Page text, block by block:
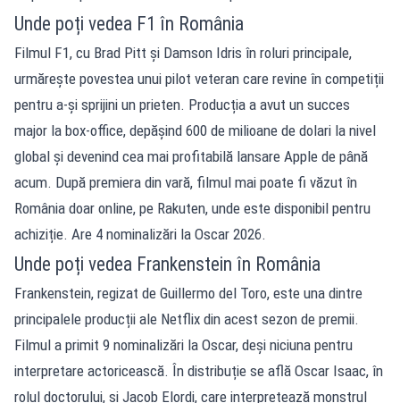
Unde poți vedea F1 în România
Filmul F1, cu Brad Pitt și Damson Idris în roluri principale,
urmărește povestea unui pilot veteran care revine în competiții
pentru a-și sprijini un prieten. Producția a avut un succes
major la box-office, depășind 600 de milioane de dolari la nivel
global și devenind cea mai profitabilă lansare Apple de până
acum. După premiera din vară, filmul mai poate fi văzut în
România doar online, pe Rakuten, unde este disponibil pentru
achiziție. Are 4 nominalizări la Oscar 2026.
Unde poți vedea Frankenstein în România
Frankenstein, regizat de Guillermo del Toro, este una dintre
principalele producții ale Netflix din acest sezon de premii.
Filmul a primit 9 nominalizări la Oscar, deși niciuna pentru
interpretare actoricească. În distribuție se află Oscar Isaac, în
rolul doctorului, și Jacob Elordi, care interpretează monstrul